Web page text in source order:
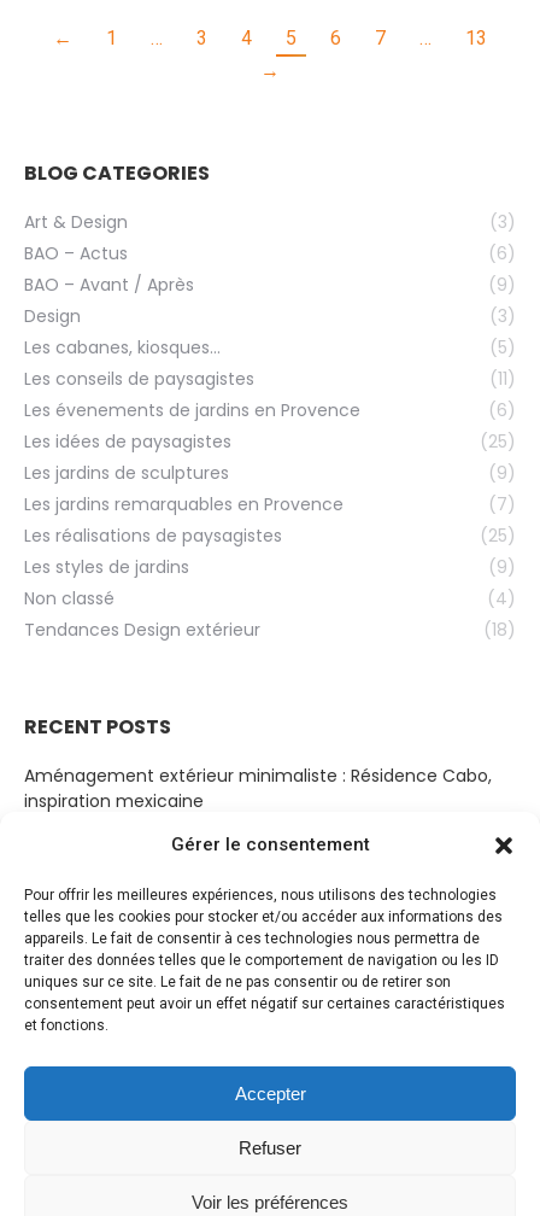
Gérer le consentement
Pour offrir les meilleures expériences, nous utilisons des technologies
telles que les cookies pour stocker et/ou accéder aux informations des
appareils. Le fait de consentir à ces technologies nous permettra de
traiter des données telles que le comportement de navigation ou les ID
uniques sur ce site. Le fait de ne pas consentir ou de retirer son
consentement peut avoir un effet négatif sur certaines caractéristiques
et fonctions.
Accepter
Refuser
Voir les préférences
← 1 … 3 4 5 6 7 …
13
→
BLOG CATEGORIES
Art & Design
(3)
BAO – Actus
(6)
BAO – Avant / Après
(9)
Design
(3)
Les cabanes, kiosques…
(5)
Les conseils de paysagistes
(11)
Les évenements de jardins en Provence
(6)
Les idées de paysagistes
(25)
Les jardins de sculptures
(9)
Les jardins remarquables en Provence
(7)
Les réalisations de paysagistes
(25)
Les styles de jardins
(9)
Non classé
(4)
Tendances Design extérieur
(18)
RECENT POSTS
Aménagement extérieur minimaliste : Résidence Cabo,
inspiration mexicaine
14 mars 2023
Jardin de sérénité
10 mars 2023
Jardin paysager entre ciel et terre par Aidlin Darling Design